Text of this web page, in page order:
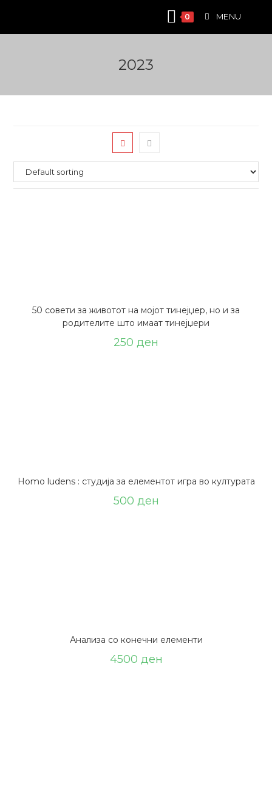
content
0 MENU
2023
50 совети за животот на мојот тинејџер, но и за
родителите што имаат тинејџери
250 ден
Homo ludens : студија за елементот игра во културата
500 ден
Анализа со конечни елементи
4500 ден